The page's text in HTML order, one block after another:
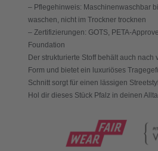
– Pflegehinweis: Maschinenwaschbar
waschen, nicht im Trockner trocknen
– Zertifizierungen: GOTS, PETA-
Foundation
Der strukturierte Stoff behält auch nach
Form und bietet ein luxuriöses
Schnitt sorgt für einen lässigen
Hol dir dieses Stück Pfalz in deinen